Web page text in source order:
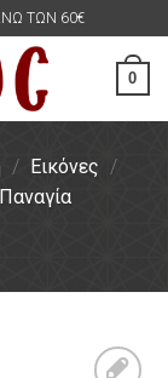
ΤΩΝ 60€
0
/ Εικόνες /
Παναγία